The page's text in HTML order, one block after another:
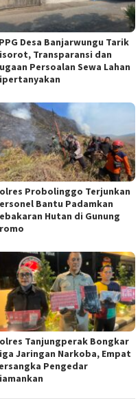
Desa Banjarwungu Tarik
Transparansi dan
Persoalan Sewa Lahan
Probolinggo Terjunkan
Bantu Padamkan
Hutan di Gunung
Tanjungperak Bongkar
Jaringan Narkoba, Empat
Pengedar